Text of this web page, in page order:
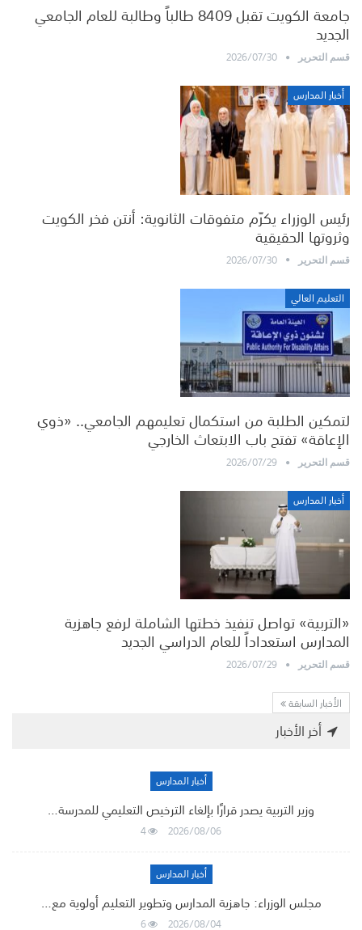
جامعة الكويت تقبل 8409 طالباً وطالبة للعام الجامعي
الجديد
قسم التحرير
2026/07/30
أخبار المدارس
رئيس الوزراء يكرّم متفوقات الثانوية: أنتن فخر الكويت
وثروتها الحقيقية
قسم التحرير
2026/07/30
التعليم العالي
لتمكين الطلبة من استكمال تعليمهم الجامعي.. «ذوي
الإعاقة» تفتح باب الابتعاث الخارجي
قسم التحرير
2026/07/29
أخبار المدارس
«التربية» تواصل تنفيذ خطتها الشاملة لرفع جاهزية
المدارس استعداداً للعام الدراسي الجديد
قسم التحرير
2026/07/29
الأخبار السابقة
أخر الأخبار
أخبار المدارس
وزير التربية يصدر قرارًا بإلغاء الترخيص التعليمي للمدرسة…
2026/08/06
4
أخبار المدارس
مجلس الوزراء: جاهزية المدارس وتطوير التعليم أولوية مع…
2026/08/04
6